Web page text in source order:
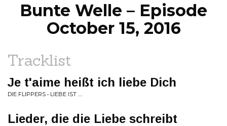
Bunte Welle – Episode
October 15, 2016
Tracklist
Je t'aime heißt ich liebe Dich
DIE FLIPPERS • LIEBE IST ....
Lieder, die die Liebe schreibt